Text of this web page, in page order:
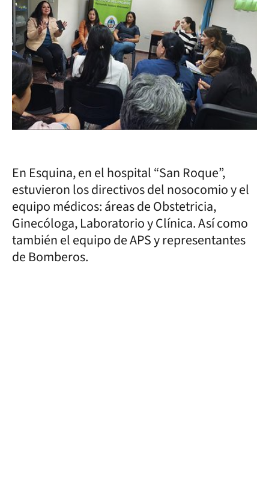
En Esquina, en el hospital “San Roque”,
estuvieron los directivos del nosocomio y el
equipo médicos: áreas de Obstetricia,
Ginecóloga, Laboratorio y Clínica. Así como
también el equipo de APS y representantes
de Bomberos.